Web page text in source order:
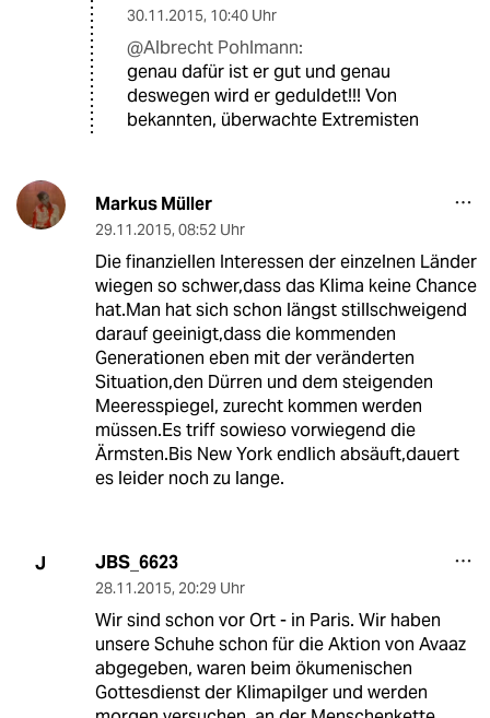
30.11.2015, 10:40 Uhr
@Albrecht Pohlmann:
genau dafür ist er gut und genau
deswegen wird er geduldet!!! Von
bekannten, überwachte Extremisten
Markus Müller
29.11.2015, 08:52 Uhr
Die finanziellen Interessen der einzelnen Länder
wiegen so schwer,dass das Klima keine Chance
hat.Man hat sich schon längst stillschweigend
darauf geeinigt,dass die kommenden
Generationen eben mit der veränderten
Situation,den Dürren und dem steigenden
Meeresspiegel, zurecht kommen werden
müssen.Es triff sowieso vorwiegend die
Ärmsten.Bis New York endlich absäuft,dauert
es leider noch zu lange.
J JBS_6623
28.11.2015, 20:29 Uhr
Wir sind schon vor Ort - in Paris. Wir haben
unsere Schuhe schon für die Aktion von Avaaz
abgegeben, waren beim ökumenischen
Gottesdienst der Klimapilger und werden